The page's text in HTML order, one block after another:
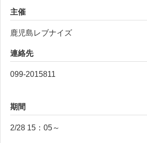
主催
鹿児島レブナイズ
連絡先
099-2015811
期間
2/28 15：05～